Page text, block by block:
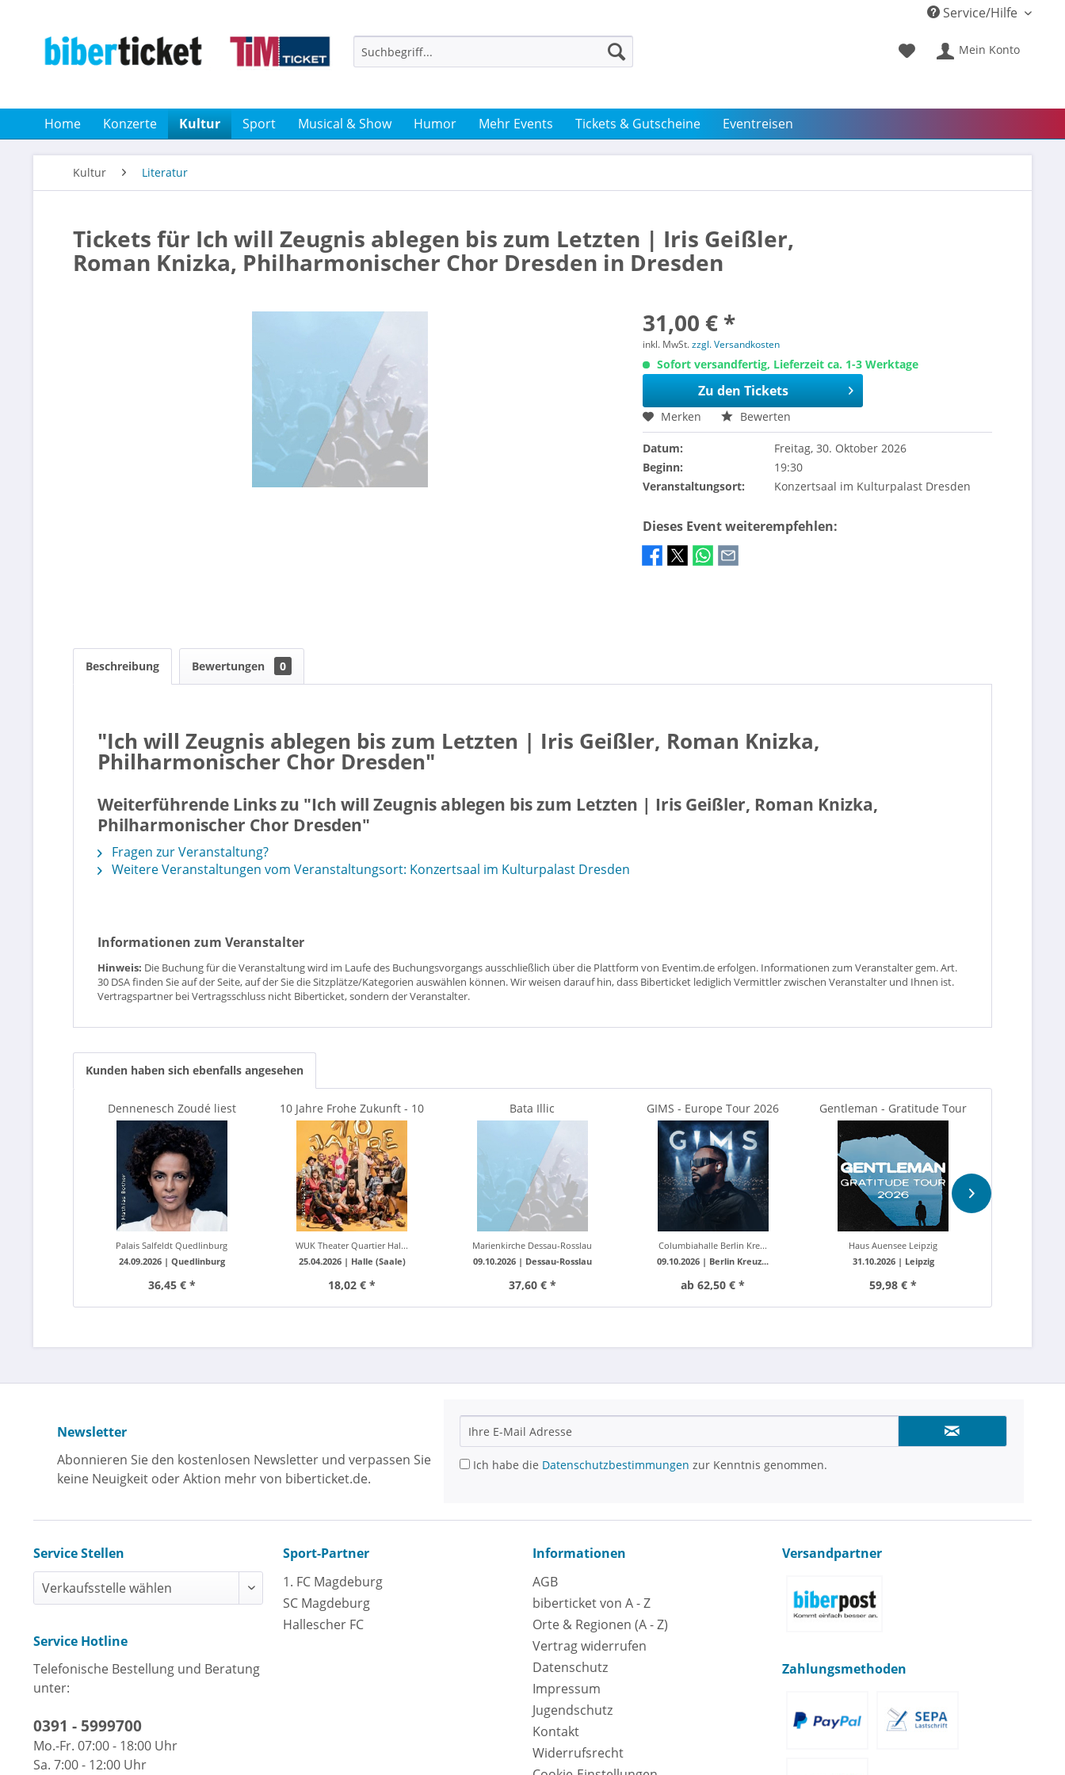
Service/Hilfe
Mein Konto
Home Konzerte Kultur Sport Musical & Show Humor Mehr Events Tickets & Gutscheine Eventreisen
Kultur Literatur
Tickets für Ich will Zeugnis ablegen bis zum Letzten | Iris Geißler,
Roman Knizka, Philharmonischer Chor Dresden in Dresden
31,00 € *
inkl. MwSt.zzgl. Versandkosten
Sofort versandfertig, Lieferzeit ca. 1-3 Werktage
Zu den Tickets
Merken Bewerten
Datum:
Freitag, 30. Oktober 2026
Beginn:
19:30
Veranstaltungsort:
Konzertsaal im Kulturpalast Dresden
Dieses Event weiterempfehlen:
Beschreibung Bewertungen 0
"Ich will Zeugnis ablegen bis zum Letzten | Iris Geißler, Roman Knizka,
Philharmonischer Chor Dresden"
Weiterführende Links zu "Ich will Zeugnis ablegen bis zum Letzten | Iris Geißler, Roman Knizka,
Philharmonischer Chor Dresden"
Fragen zur Veranstaltung?
Weitere Veranstaltungen vom Veranstaltungsort: Konzertsaal im Kulturpalast Dresden
Informationen zum Veranstalter
Hinweis: Die Buchung für die Veranstaltung wird im Laufe des Buchungsvorgangs ausschließlich über die Plattform von Eventim.de erfolgen. Informationen zum Veranstalter gem. Art.
30 DSA finden Sie auf der Seite, auf der Sie die Sitzplätze/Kategorien auswählen können. Wir weisen darauf hin, dass Biberticket lediglich Vermittler zwischen Veranstalter und Ihnen ist.
Vertragspartner bei Vertragsschluss nicht Biberticket, sondern der Veranstalter.
Kunden haben sich ebenfalls angesehen
Dennenesch Zoudé liest
Josephine Baker
Palais Salfeldt Quedlinburg
24.09.2026 | Quedlinburg
36,45 € *
10 Jahre Frohe Zukunft - 10
Jahre dirty dancing
WUK Theater Quartier Hal...
25.04.2026 | Halle (Saale)
18,02 € *
Bata Illic
Marienkirche Dessau-Rosslau
09.10.2026 | Dessau-Rosslau
37,60 € *
GIMS - Europe Tour 2026
Columbiahalle Berlin Kre...
09.10.2026 | Berlin Kreuz...
ab 62,50 € *
Gentleman - Gratitude Tour
2026
Haus Auensee Leipzig
31.10.2026 | Leipzig
59,98 € *
Newsletter
Abonnieren Sie den kostenlosen Newsletter und verpassen Sie
keine Neuigkeit oder Aktion mehr von biberticket.de.
Ich habe die Datenschutzbestimmungen zur Kenntnis genommen.
Service Stellen
Service Hotline
Telefonische Bestellung und Beratung
unter:
0391 - 5999700
Mo.-Fr. 07:00 - 18:00 Uhr
Sa. 7:00 - 12:00 Uhr
Sport-Partner
1. FC Magdeburg
SC Magdeburg
Hallescher FC
Informationen
AGB
biberticket von A - Z
Orte & Regionen (A - Z)
Vertrag widerrufen
Datenschutz
Impressum
Jugendschutz
Kontakt
Widerrufsrecht
Versandpartner
Zahlungsmethoden